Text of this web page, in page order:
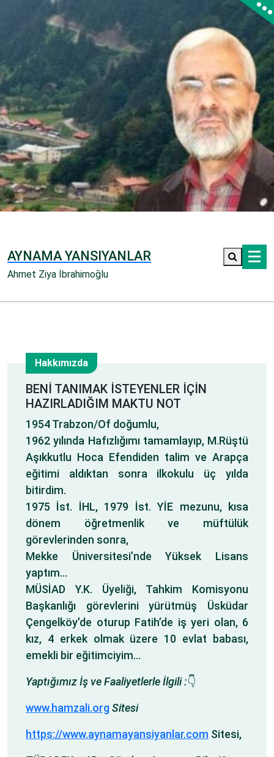
AYNAMA YANSIYANLAR
Ahmet Ziya İbrahimoğlu
6
Hakkımızda
BENİ TANIMAK İSTEYENLER İÇİN
HAZIRLADIĞIM MAKTU NOT
1954 Trabzon/Of doğumlu,
1962 yılında Hafızlığımı tamamlayıp, M.Rüştü
Aşıkkutlu Hoca Efendiden talim ve Arapça
eğitimi aldıktan sonra ilkokulu üç yılda
bitirdim.
1975 İst. İHL, 1979 İst. YİE mezunu, kısa
dönem öğretmenlik ve müftülük
görevlerinden sonra,
Mekke Üniversitesi’nde Yüksek Lisans
yaptım…
MÜSİAD Y.K. Üyeliği, Tahkim Komisyonu
Başkanlığı görevlerini yürütmüş Üsküdar
Çengelköy’de oturup Fatih’de iş yeri olan, 6
kız, 4 erkek olmak üzere 10 evlat babası,
emekli bir eğitimciyim…
Yaptığımız İş ve Faaliyetlerle İlgili :👇
www.hamzali.orgSitesi
https://www.aynamayansiyanlar.com Sitesi,